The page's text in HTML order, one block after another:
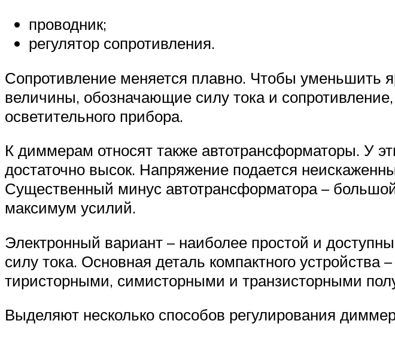
проводник;
регулятор сопротивления.
Сопротивление меняется плавно. Чтобы уменьшить
величины, обозначающие силу тока и
осветительного прибора.
К диммерам относят также автотрансформаторы. У
достаточно высок. Напряжение подается
Существенный минус автотрансформатора –
максимум усилий.
Электронный вариант – наиболее простой и
силу тока. Основная деталь компактного
тиристорными, симисторными и транзисторными
Выделяют несколько способов регулирования